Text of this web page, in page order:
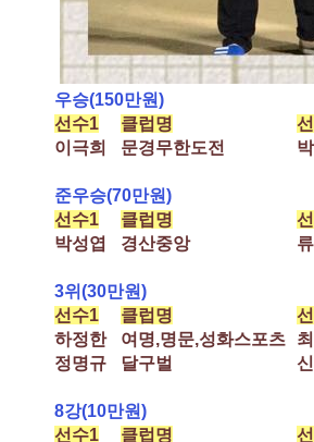
우승(150만원)
선수1
클럽명
이극희
문경무한도전
준우승(70만원)
선수1
클럽명
박성엽
경산중앙
3위(30만원)
선수1
클럽명
하정한
여명,명문,성화스포츠
정명규
달구벌
8강(10만원)
선수1
클럽명